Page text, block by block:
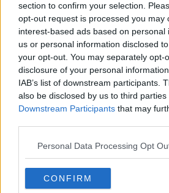
section to confirm your selection.
opt-out request is processed you may
interest-based ads based on personal
us or personal information disclosed
your opt-out. You may separately opt-
disclosure of your personal
IAB’s list of downstream participants.
also be disclosed by us to third parties
Downstream Participants that may
Personal Data Processing Opt
CONFIRM
Valle
dei
Laghi
Valsugana
Primiero
Vallagarina
Non
Fassa
Giudicarie
ROVERETO
Ancora ladri in azione:
lavanderia self service di
Dopo la cassaforte forzata
stata presa di mira anche la
sono stati rubati contanti e gettoni.
via Garibaldi
ENRICO DE ROSA